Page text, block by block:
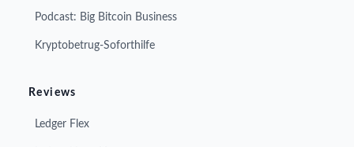
Podcast: Big Bitcoin Business
Kryptobetrug-Soforthilfe
Reviews
Ledger Flex